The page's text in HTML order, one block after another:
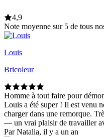
4,9
Note moyenne sur 5 de tous
Louis
Bricoleur
Homme à tout faire pour
Louis a été super ! Il est venu
charger dans une remorque.
— un vrai plaisir de travailler
Par Natalia, il y a un an